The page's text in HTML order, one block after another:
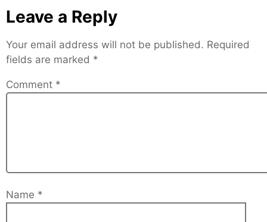
Leave a Reply
Your email address will not be published. Required
fields are marked *
Comment *
Name *